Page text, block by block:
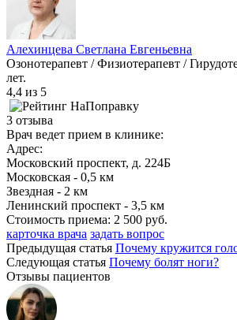
Алехинцева Светлана Евгеньевна
Озонотерапевт / Физиотерапевт /
лет.
4,4 из 5
3 отзыва
Врач ведет прием в клинике:
Адрес:
Московский проспект, д. 224Б
Московская - 0,5 км
Звездная - 2 км
Ленинский проспект - 3,5 км
Стоимость приема: 2 500 руб.
карточка врача задать вопрос
Предыдущая статья Почему кружится
Следующая статья Почему болят ноги?
Отзывы пациентов